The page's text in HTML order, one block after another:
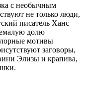
с необычным
не только люди,
писатель Ханс
долю
мотивы
заговоры,
Элизы и крапива,